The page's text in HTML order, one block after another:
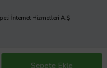
Sepete Ekle
İnternet Hizmetleri A.Ş